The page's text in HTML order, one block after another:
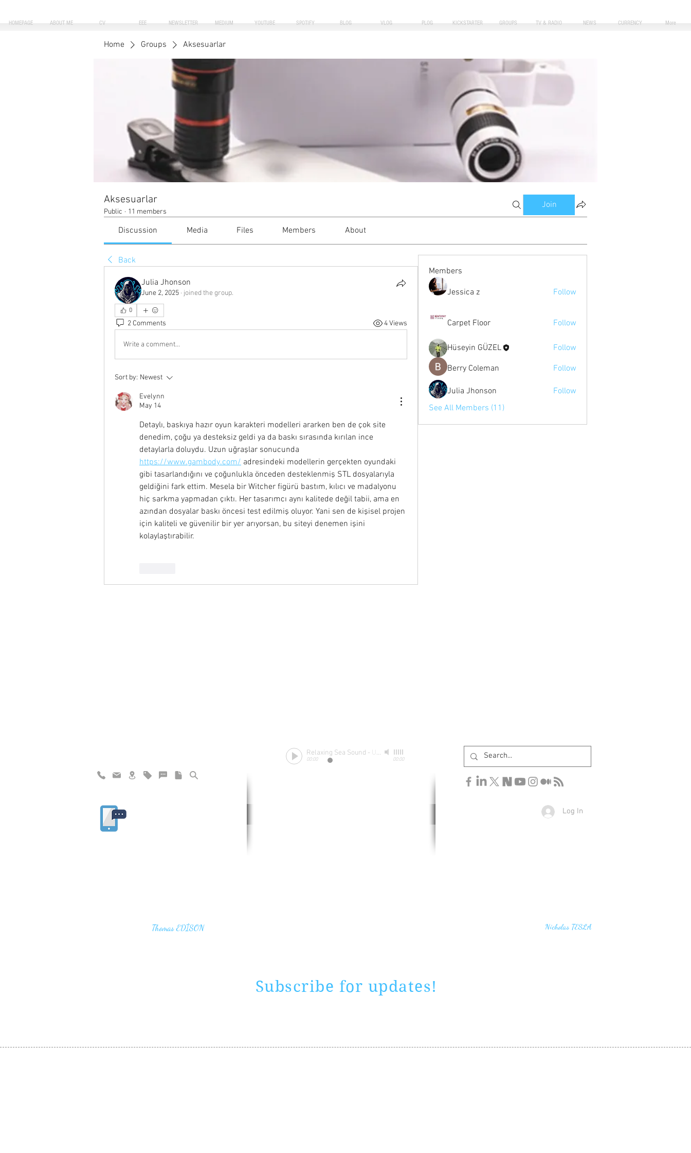
HOMEPAGE ABOUT ME CV EEE NEWSLETTER MEDIUM YOUTUBE SPOTIFY BLOG VLOG PLOG KICKSTARTER GROUPS TV & RADIO NEWS CURRENCY More
Home Groups Aksesuarlar
Aksesuarlar
Public · 11 members
Join
Discussion Media Files Members About
Back
Julia Jhonson
June 2, 2025 · joined the group.
0
2 Comments 4 Views
Write a comment...
Sort by: Newest
Evelynn
May 14
Detaylı, baskıya hazır oyun karakteri modelleri ararken ben de çok site
denedim, çoğu ya desteksiz geldi ya da baskı sırasında kırılan ince
https://www.gambody.com/ adresindeki modellerin gerçekten oyundaki
gibi tasarlandığını ve çoğunlukla önceden desteklenmiş STL dosyalarıyla
geldiğini fark ettim. Mesela bir Witcher figürü bastım, kılıcı ve madalyonu
hiç sarkma yapmadan çıktı. Her tasarımcı aynı kalitede değil tabii, ama en
azından dosyalar baskı öncesi test edilmiş oluyor. Yani sen de kişisel projen
için kaliteli ve güvenilir bir yer arıyorsan, bu siteyi denemen işini
kolaylaştırabilir.
Members
Jessica z Follow
Carpet Floor Follow
Hüseyin GÜZEL
Follow
Berry Coleman
Follow
Julia Jhonson
Follow
See All Members (11)
Relaxing Sea Sound -
00:00 00:00
Log In
Thomas EDİSON Nicholas TESLA
Subscribe for updates!